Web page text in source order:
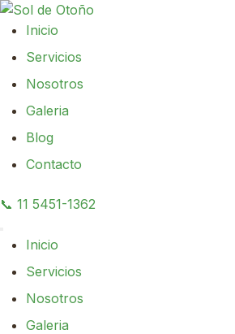
contenido
Inicio
Servicios
Nosotros
Galeria
Blog
Contacto
📞 11 5451-1362
Inicio
Servicios
Nosotros
Galeria